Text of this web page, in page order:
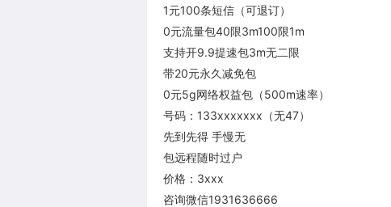
1元100条短信（可退订）
0元流量包40限3m100限1m
支持开9.9提速包3m无二限
带20元永久减免包
0元5g网络权益包（500m速率）
号码：133xxxxxxx（无47）
先到先得 手慢无
包远程随时过户
价格：3xxx
咨询微信1931636666